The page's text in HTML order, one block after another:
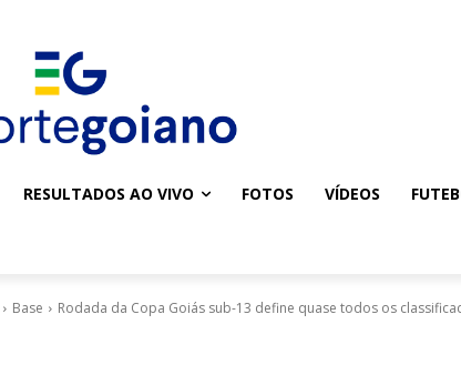
RESULTADOS AO VIVO FOTOS VÍDEOS
Base Rodada da Copa Goiás sub-13 define quase todos os